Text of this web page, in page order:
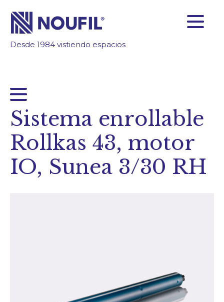
Desde 1984 vistiendo espacios
SOMOS FABRICANTES
TECNOLOGÍA
INSPÍRATE
ÁREA CLIENTES
Empresa
Servicios
Sistema enrollable
Rollkas 43, motor
IO, Sunea 3/30 RH